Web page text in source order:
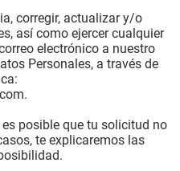
corregir, actualizar y/o
así como ejercer cualquier
electrónico a nuestro
Personales, a través de
posible que tu solicitud no
te explicaremos las